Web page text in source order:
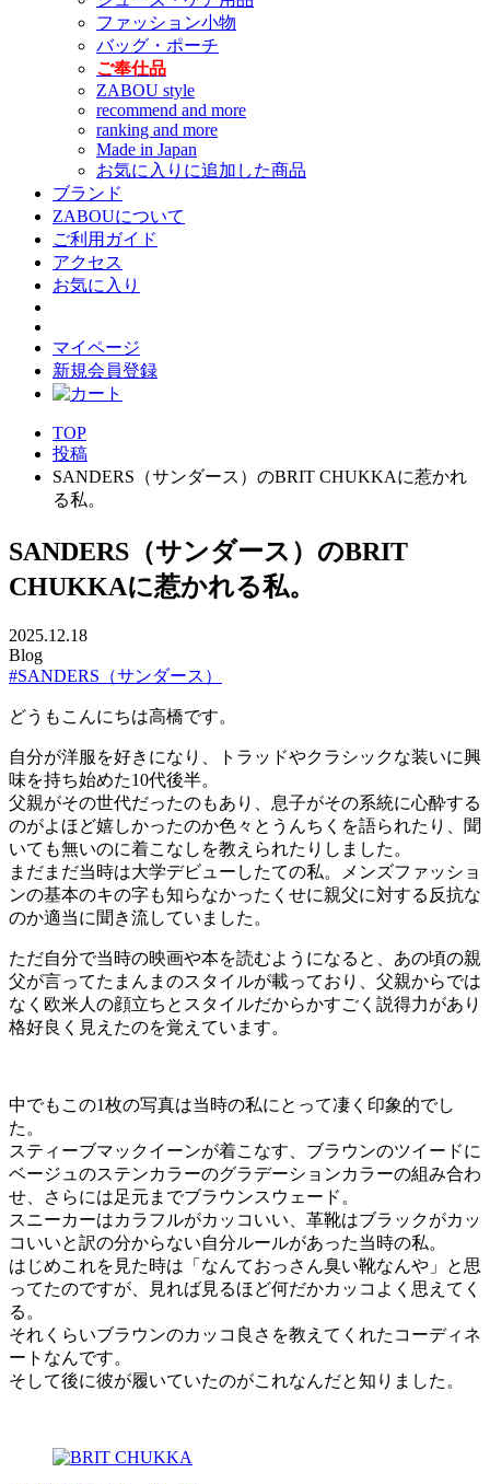
ファッション小物
バッグ・ポーチ
ご奉仕品
ZABOU style
recommend and more
ranking and more
Made in Japan
お気に入りに追加した商品
ブランド
ZABOUについて
ご利用ガイド
アクセス
お気に入り
マイページ
新規会員登録
TOP
投稿
SANDERS（サンダース）のBRIT CHUKKAに惹かれ
る私。
SANDERS（サンダース）のBRIT
CHUKKAに惹かれる私。
2025.12.18
Blog
#SANDERS（サンダース）
どうもこんにちは高橋です。
自分が洋服を好きになり、トラッドやクラシックな装いに興
味を持ち始めた10代後半。
父親がその世代だったのもあり、息子がその系統に心酔する
のがよほど嬉しかったのか色々とうんちくを語られたり、聞
いても無いのに着こなしを教えられたりしました。
まだまだ当時は大学デビューしたての私。メンズファッショ
ンの基本のキの字も知らなかったくせに親父に対する反抗な
のか適当に聞き流していました。
ただ自分で当時の映画や本を読むようになると、あの頃の親
父が言ってたまんまのスタイルが載っており、父親からでは
なく欧米人の顔立ちとスタイルだからかすごく説得力があり
格好良く見えたのを覚えています。
中でもこの1枚の写真は当時の私にとって凄く印象的でし
た。
スティーブマックイーンが着こなす、ブラウンのツイードに
ベージュのステンカラーのグラデーションカラーの組み合わ
せ、さらには足元までブラウンスウェード。
スニーカーはカラフルがカッコいい、革靴はブラックがカッ
コいいと訳の分からない自分ルールがあった当時の私。
はじめこれを見た時は「なんておっさん臭い靴なんや」と思
ってたのですが、見れば見るほど何だかカッコよく思えてく
る。
それくらいブラウンのカッコ良さを教えてくれたコーディネ
ートなんです。
そして後に彼が履いていたのがこれなんだと知りました。